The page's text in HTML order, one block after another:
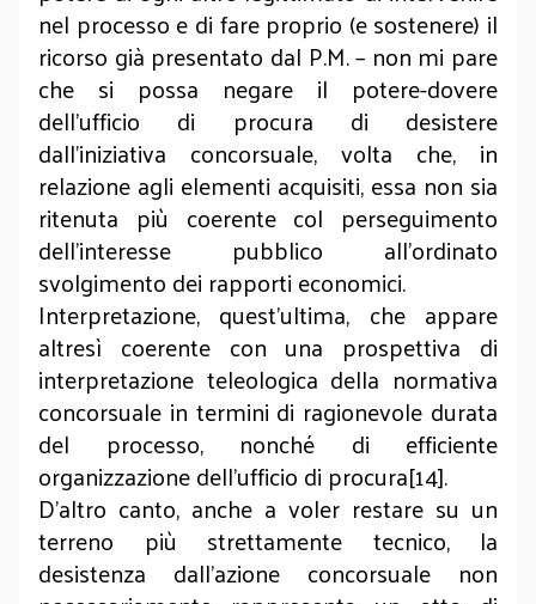
nel processo e di fare proprio (e sostenere) il
ricorso già presentato dal P.M. – non mi pare
che si possa negare il potere-dovere
dell’ufficio di procura di desistere
dall’iniziativa concorsuale, volta che, in
relazione agli elementi acquisiti, essa non sia
ritenuta più coerente col perseguimento
dell’interesse pubblico all’ordinato
svolgimento dei rapporti economici.
Interpretazione, quest’ultima, che appare
altresì coerente con una prospettiva di
interpretazione teleologica della normativa
concorsuale in termini di ragionevole durata
del processo, nonché di efficiente
organizzazione dell’ufficio di procura[14].
D’altro canto, anche a voler restare su un
terreno più strettamente tecnico, la
desistenza dall’azione concorsuale non